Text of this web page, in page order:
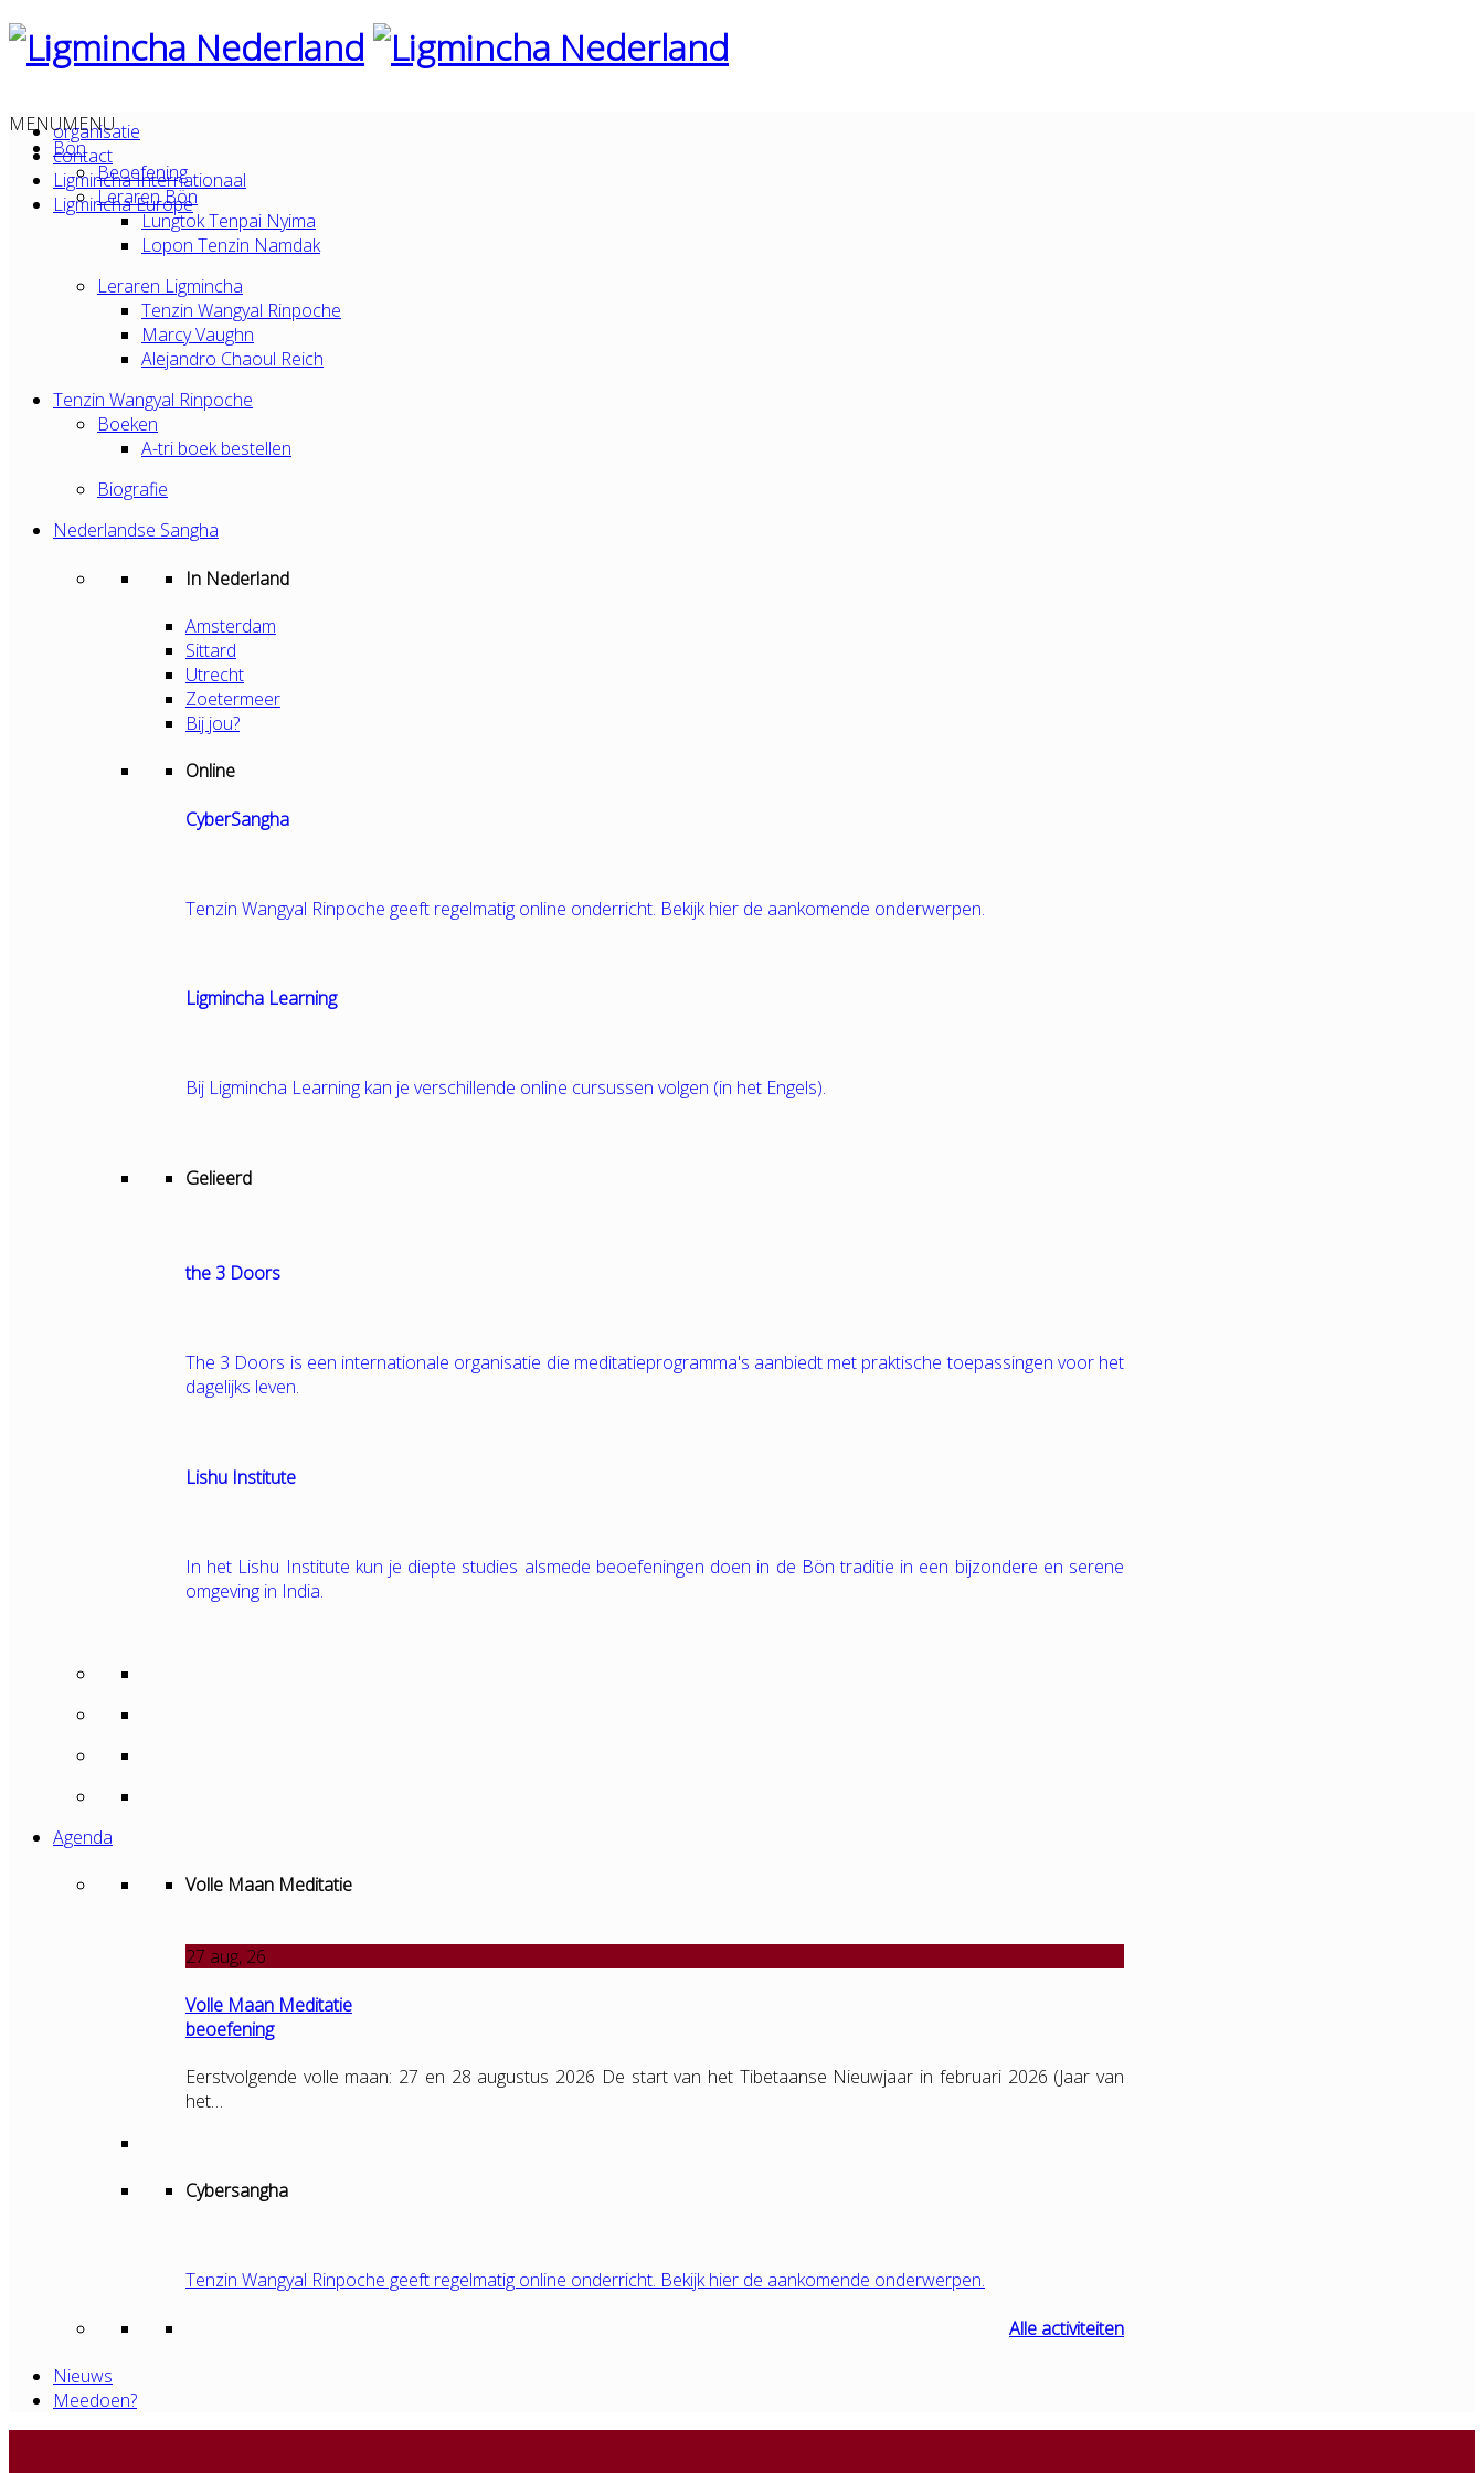
organisatie
contact
Ligmincha Internationaal
Ligmincha Europe
MENUMENU
Bön
Beoefening
Leraren Bön
Lungtok Tenpai Nyima
Lopon Tenzin Namdak
Leraren Ligmincha
Tenzin Wangyal Rinpoche
Marcy Vaughn
Alejandro Chaoul Reich
Tenzin Wangyal Rinpoche
Boeken
A-tri boek bestellen
Biografie
Nederlandse Sangha
In Nederland
Amsterdam
Sittard
Utrecht
Zoetermeer
Bij jou?
Online
CyberSangha
Tenzin Wangyal Rinpoche geeft regelmatig online onderricht. Bekijk hier de aankomende onderwerpen.
Ligmincha Learning
Bij Ligmincha Learning kan je verschillende online cursussen volgen (in het Engels).
Gelieerd
the 3 Doors
The 3 Doors is een internationale organisatie die meditatieprogramma's aanbiedt met praktische toepassingen voor het
dagelijks leven.
Lishu Institute
In het Lishu Institute kun je diepte studies alsmede beoefeningen doen in de Bön traditie in een bijzondere en serene
omgeving in India.
Agenda
Volle Maan Meditatie
27 aug, 26
Volle Maan Meditatie
beoefening
Eerstvolgende volle maan: 27 en 28 augustus 2026 De start van het Tibetaanse Nieuwjaar in februari 2026 (Jaar van
het…
Cybersangha
Tenzin Wangyal Rinpoche geeft regelmatig online onderricht. Bekijk hier de aankomende onderwerpen.
Alle activiteiten
Nieuws
Meedoen?